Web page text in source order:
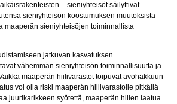
– sieniyhteisöt säilyttivät
sieniyhteisön koostumuksen muutoksista
maaperän sieniyhteisöjen toiminnallista
jatkuvan kasvatuksen
vähemmän sieniyhteisön toiminnallisuutta ja
maaperän hiilivarastot toipuvat avohakkuun
voi olla riski maaperän hiilivarastolle pitkällä
juurikarikkeen syötettä, maaperän hiilen laatua